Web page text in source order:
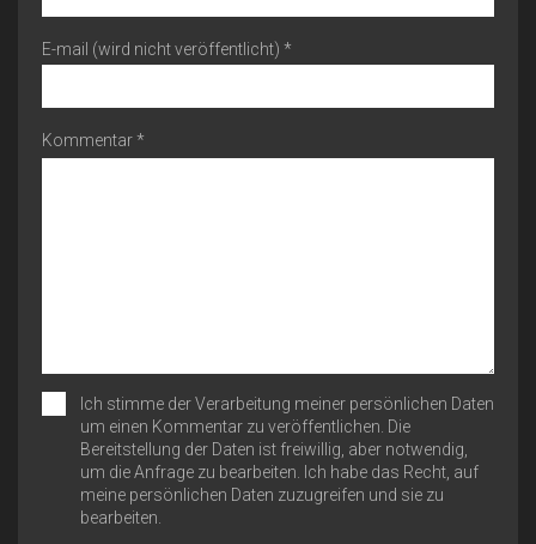
E-mail (wird nicht veröffentlicht) *
Kommentar *
Ich stimme der Verarbeitung meiner persönlichen Daten
um einen Kommentar zu veröffentlichen. Die
Bereitstellung der Daten ist freiwillig, aber notwendig,
um die Anfrage zu bearbeiten. Ich habe das Recht, auf
meine persönlichen Daten zuzugreifen und sie zu
bearbeiten.